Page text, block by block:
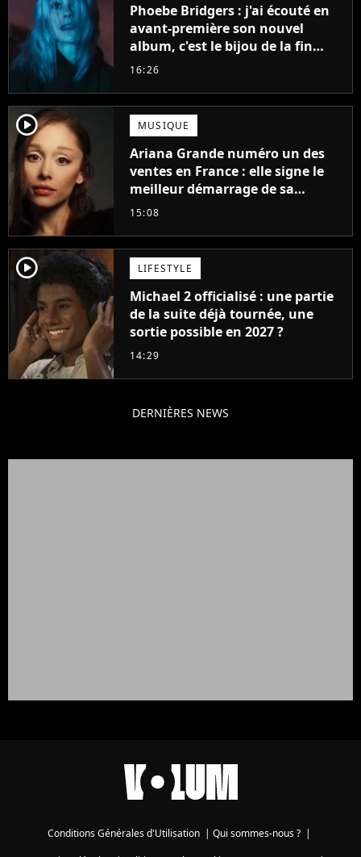
Phoebe Bridgers : j'ai écouté en
avant-première son nouvel
album, c'est le bijou de la fin
d'été
16:26
player2 MUSIQUE
Ariana Grande numéro un des
ventes en France : elle signe le
meilleur démarrage de sa
carrière avec son album Petal
15:08
player2 LIFESTYLE
Michael 2 officialisé : une partie
de la suite déjà tournée, une
sortie possible en 2027 ?
14:29
DERNIÈRES NEWS
Conditions Générales d'Utilisation Qui sommes-nous ?